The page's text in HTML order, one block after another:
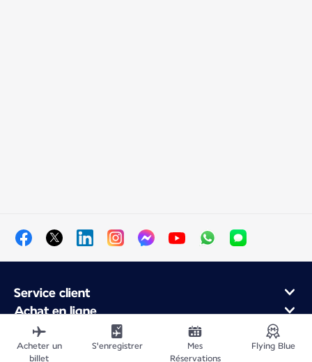
Service client
Achat en ligne
Programme de fidélité et partenaires
À propos d'Air France
Acheter un
billet
S'enregistrer
Mes
Réservations
Flying Blue